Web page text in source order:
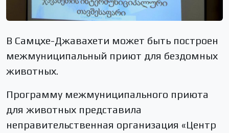
В Самцхе-Джавахети может быть построен
межмуниципальный приют для бездомных
животных.
Программу межмуниципального приюта
для животных представила
неправительственная организация «Центр